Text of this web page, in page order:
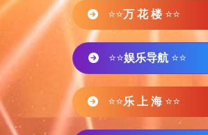
⭐⭐万 花 楼 ⭐⭐
⭐⭐娱乐导航 ⭐⭐
⭐⭐乐 上 海 ⭐⭐